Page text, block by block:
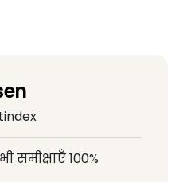
समीक्षाएँ 100%